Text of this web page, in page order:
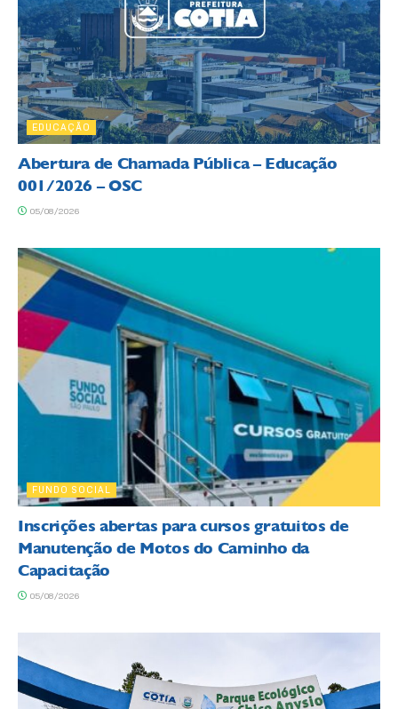
EDUCAÇÃO
Abertura de Chamada Pública – Educação
001/2026 – OSC
05/08/2026
FUNDO SOCIAL
Inscrições abertas para cursos gratuitos de
Manutenção de Motos do Caminho da
Capacitação
05/08/2026